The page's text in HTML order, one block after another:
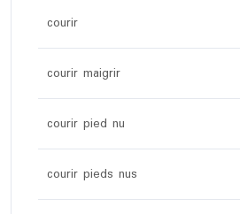
courir
courir maigrir
courir pied nu
courir pieds nus